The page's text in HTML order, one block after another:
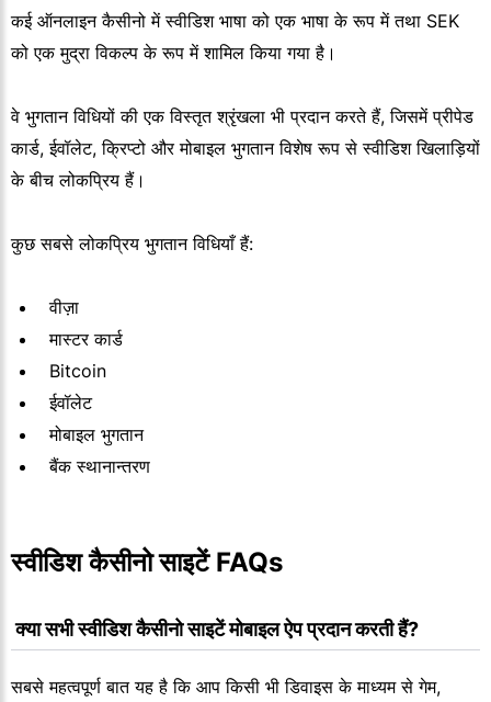
कई ऑनलाइन कैसीनो में स्वीडिश भाषा को एक भाषा के रूप में तथा SEK
को एक मुद्रा विकल्प के रूप में शामिल किया गया है।
वे भुगतान विधियों की एक विस्तृत श्रृंखला भी प्रदान करते हैं, जिसमें प्रीपेड
कार्ड, ईवॉलेट, क्रिप्टो और मोबाइल भुगतान विशेष रूप से स्वीडिश खिलाड़ियों
के बीच लोकप्रिय हैं।
कुछ सबसे लोकप्रिय भुगतान विधियाँ हैं:
वीज़ा
मास्टर कार्ड
Bitcoin
ईवॉलेट
मोबाइल भुगतान
बैंक स्थानान्तरण
स्वीडिश कैसीनो साइटें FAQs
क्या सभी स्वीडिश कैसीनो साइटें मोबाइल ऐप प्रदान करती हैं?
सबसे महत्वपूर्ण बात यह है कि आप किसी भी डिवाइस के माध्यम से गेम,